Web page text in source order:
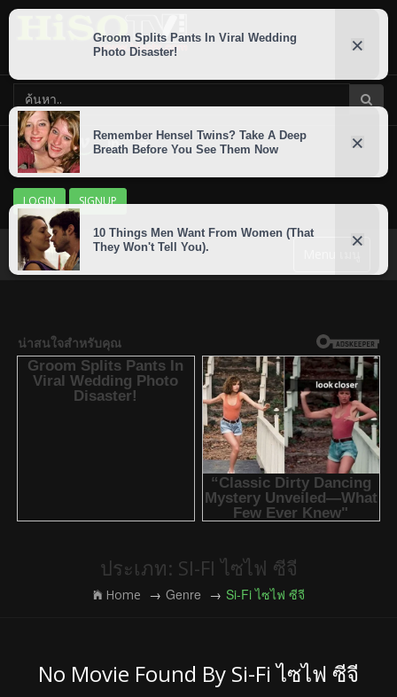
LOGIN SIGNUP
ประเภท: SI-FI ไซไฟ ซีจี
Home Genre Si-Fi ไซไฟ ซีจี
No Movie Found By Si-Fi ไซไฟ ซีจี